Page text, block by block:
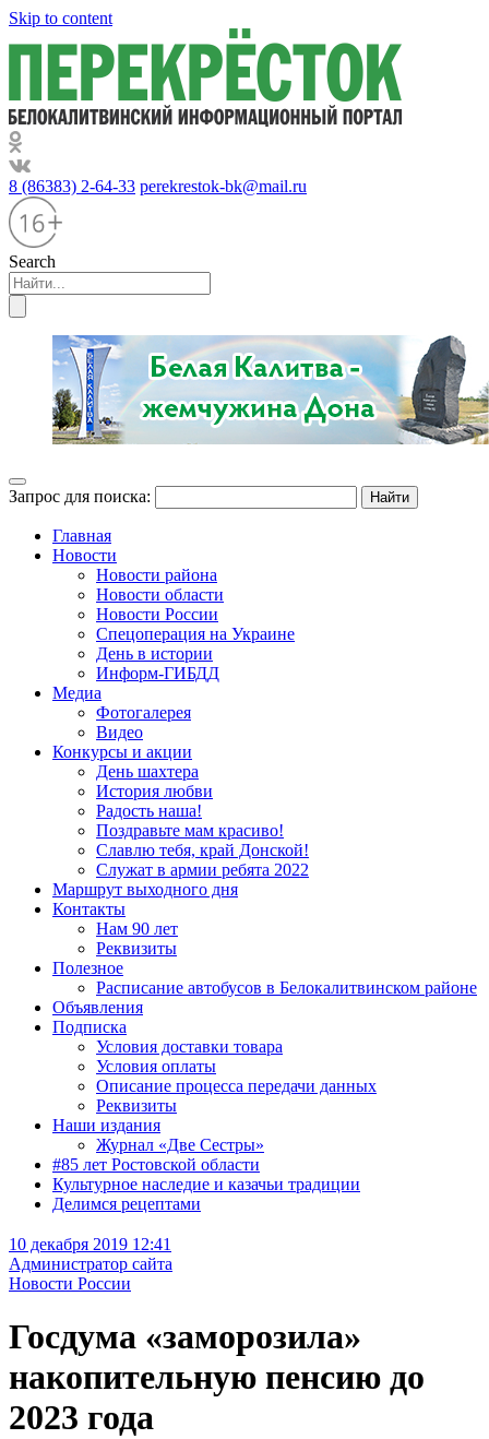
Skip to content
8 (86383) 2-64-33 perekrestok-bk@mail.ru
Search
Запрос для поиска:
Главная
Новости
Новости района
Новости области
Новости России
Спецоперация на Украине
День в истории
Информ-ГИБДД
Медиа
Фотогалерея
Видео
Конкурсы и акции
День шахтера
История любви
Радость наша!
Поздравьте мам красиво!
Славлю тебя, край Донской!
Служат в армии ребята 2022
Маршрут выходного дня
Контакты
Нам 90 лет
Реквизиты
Полезное
Расписание автобусов в Белокалитвинском районе
Объявления
Подписка
Условия доставки товара
Условия оплаты
Описание процесса передачи данных
Реквизиты
Наши издания
Журнал «Две Сестры»
#85 лет Ростовской области
Культурное наследие и казачьи традиции
Делимся рецептами
10 декабря 2019 12:41
Администратор сайта
Новости России
Госдума «заморозила»
накопительную пенсию до
2023 года